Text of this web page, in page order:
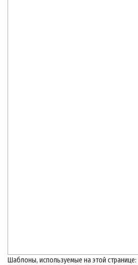
Шаблоны, используемые на этой странице: